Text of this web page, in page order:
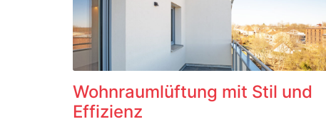
Wohnraumlüftung mit Stil und
Effizienz